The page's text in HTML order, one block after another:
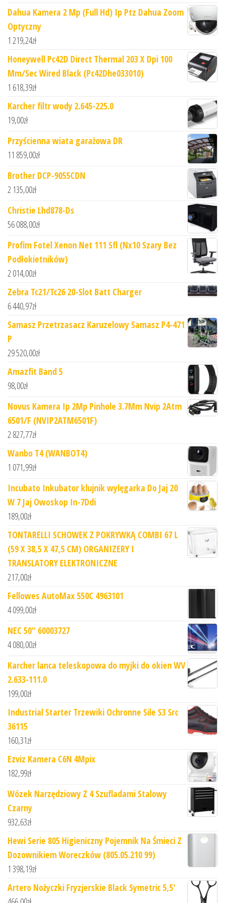
Dahua Kamera 2 Mp (Full Hd) Ip Ptz Dahua Zoom
Optyczny
1 219,24zł
Honeywell Pc42D Direct Thermal 203 X Dpi 100
Mm/Sec Wired Black (Pc42Dhe033010)
1 618,39zł
Karcher filtr wody 2.645-225.0
19,00zł
Przyścienna wiata garażowa DR
11 859,00zł
Brother DCP-9055CDN
2 135,00zł
Christie Lhd878-Ds
56 088,00zł
Profim Fotel Xenon Net 111 Sfl (Nx10 Szary Bez
Podłokietników)
2 014,00zł
Zebra Tc21/Tc26 20-Slot Batt Charger
6 440,97zł
Samasz Przetrzasacz Karuzelowy Samasz P4-471
P
29 520,00zł
Amazfit Band 5
98,00zł
Novus Kamera Ip 2Mp Pinhole 3.7Mm Nvip 2Atm
6501/F (NVIP2ATM6501F)
2 827,77zł
Wanbo T4 (WANBOT4)
1 071,99zł
Incubato Inkubator klujnik wylęgarka Do Jaj 20
W 7 Jaj Owoskop In-7Ddi
189,00zł
TONTARELLI SCHOWEK Z POKRYWKĄ COMBI 67 L
(59 X 38,5 X 47,5 CM) ORGANIZERY I
TRANSLATORY ELEKTRONICZNE
217,00zł
Fellowes AutoMax 550C 4963101
4 099,00zł
NEC 50" 60003727
4 080,00zł
Karcher lanca teleskopowa do myjki do okien WV
2.633-111.0
199,00zł
Industrial Starter Trzewiki Ochronne Sile S3 Src
36115
160,31zł
Ezviz Kamera C6N 4Mpix
182,99zł
Wózek Narzędziowy Z 4 Szufladami Stalowy
Czarny
932,63zł
Hewi Serie 805 Higieniczny Pojemnik Na Śmieci Z
Dozownikiem Woreczków (805.05.210 99)
1 398,19zł
Artero Nożyczki Fryzjerskie Black Symetric 5,5'